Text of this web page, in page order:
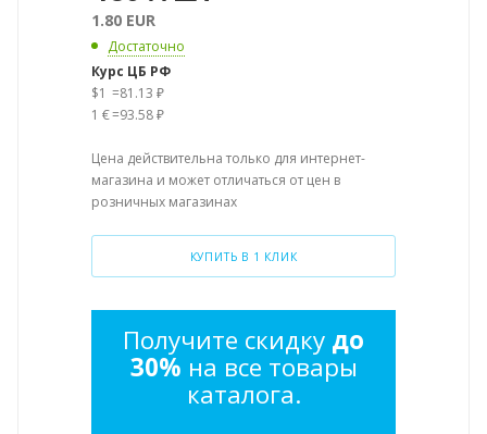
1.80 EUR
Достаточно
Курс ЦБ РФ
$1 =81.13 ₽
1 €=93.58 ₽
Цена действительна только для интернет-
магазина и может отличаться от цен в
розничных магазинах
КУПИТЬ В 1 КЛИК
Получите скидку до
30% на все товары
каталога.